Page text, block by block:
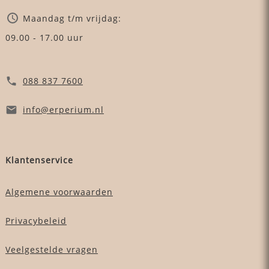
Maandag t/m vrijdag:
09.00 - 17.00 uur
088 837 7600
info@erperium.nl
Klantenservice
Algemene voorwaarden
Privacybeleid
Veelgestelde vragen